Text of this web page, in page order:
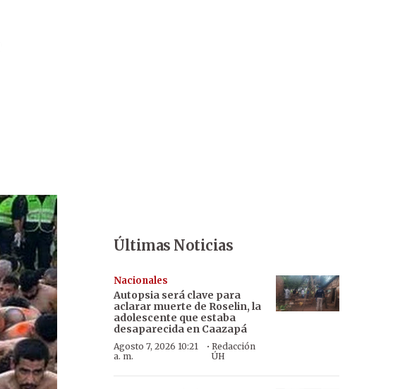
Últimas Noticias
Nacionales
Autopsia será clave para
aclarar muerte de Roselin, la
adolescente que estaba
desaparecida en Caazapá
Agosto 7, 2026 10:21
a. m.
· Redacción
ÚH